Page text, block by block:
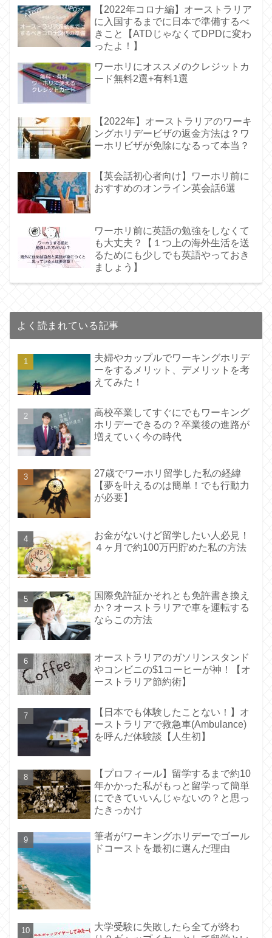
【2022年コロナ編】オーストラリア
に入国するまでに日本で準備するべ
きこと【ATDじゃなくてDPDに変わ
ったよ！】
ワーホリにオススメのクレジットカ
ード無料2選+有料1選
【2022年】オーストラリアのワーキ
ングホリデービザの返金方法は？ワ
ーホリビザが免除になるって本当？
【英会話初心者向け】ワーホリ前に
おすすめのオンライン英会話6選
ワーホリ前に英語の勉強をしなくて
も大丈夫？【１つ上の海外生活を送
るためにも少しでも英語やっておき
ましょう】
よく読まれている記事
夫婦やカップルでワーキングホリデ
ーをするメリット、デメリットを考
えてみた！
高校卒業してすぐにでもワーキング
ホリデーできるの？卒業後の進路が
増えていく今の時代
27歳でワーホリ留学した私の経緯
【夢を叶えるのは簡単！でも行動力
が必要】
お金がないけど留学したい人必見！
４ヶ月で約100万円貯めた私の方法
国際免許証かそれとも免許書き換え
か？オーストラリアで車を運転する
ならこの方法
オーストラリアのガソリンスタンド
やコンビニの$1コーヒーが神！【オ
ーストラリア節約術】
【日本でも体験したことない！】オ
ーストラリアで救急車(Ambulance)
を呼んだ体験談【人生初】
【プロフィール】留学するまで約10
年かかった私がもっと留学って簡単
にできていいんじゃないの？と思っ
たきっかけ
筆者がワーキングホリデーでゴール
ドコーストを最初に選んだ理由
大学受験に失敗したら全てが終わ